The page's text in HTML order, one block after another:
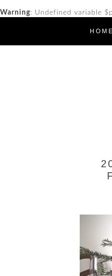
Warning: Undefined variable
HOME